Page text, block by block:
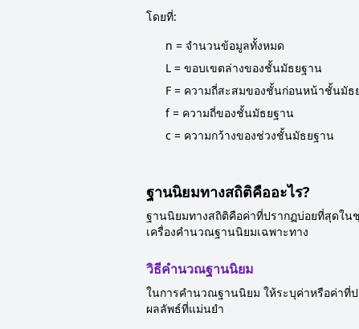
โดยที่:
n = จำนวนข้อมูลทั้งหมด
L = ขอบเขตล่างของชั้นมัธยฐาน
F = ความถี่สะสมของชั้นก่อนหน้าชั้นมัธ
f = ความถี่ของชั้นมัธยฐาน
c = ความกว้างของช่วงชั้นมัธยฐาน
ฐานนิยมทางสถิติคืออะไร?
ฐานนิยมทางสถิติคือค่าที่ปรากฏบ่อยที่สุดใ
เครื่องคำนวณฐานนิยมเฉพาะทาง
วิธีคำนวณฐานนิยม
ในการคำนวณฐานนิยม ให้ระบุค่าหรือค่าที่
ผลลัพธ์ที่แม่นยำ